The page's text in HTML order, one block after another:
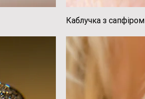
Каблучка з сапфіром